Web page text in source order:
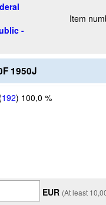
-
Item
1950J
(192) 100,0 %
EUR (At least